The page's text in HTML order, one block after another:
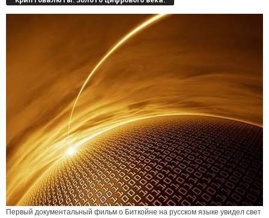
Первый документальный фильм о Биткойне на русском языке увидел свет